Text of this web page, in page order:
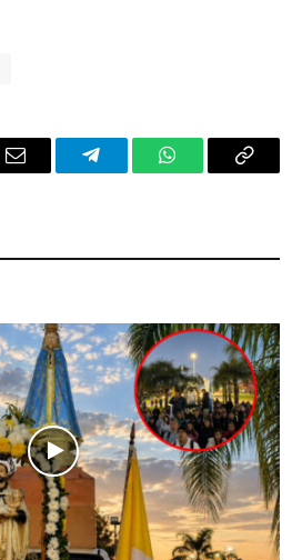
Email TelegramWhatsAppCopy